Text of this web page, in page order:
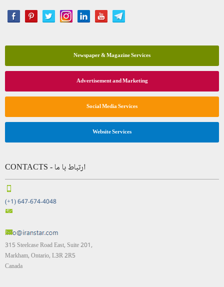
Newspaper & Magazine Services
Advertisement and Marketing
Social Media Services
Website Services
CONTACTS - ارتباط با ما
(+1) 647-674-4048
315 Steelcase Road East, Suite 201,
Markham, Ontario, L3R 2R5
Canada